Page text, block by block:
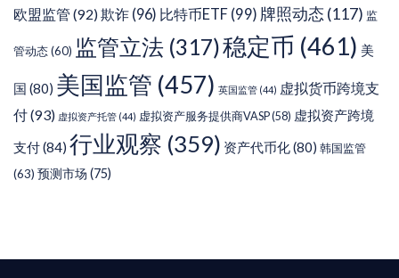
欧盟监管 (92)欺诈 (96) 比特币ETF (99) 牌照动态 (117) 监
管动态(60) 监管立法 (317)稳定币 (461) 美
国 (80) 美国监管 (457) 英国监管 (44) 虚拟货币跨境支
付(93) 虚拟资产托管 (44) 虚拟资产服务提供商VASP(58) 虚拟资产跨境
支付(84) 行业观察 (359) 资产代币化(80) 韩国监管
(63) 预测市场 (75)